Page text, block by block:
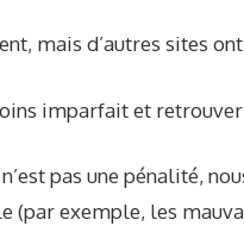
mais d’autres sites
imparfait et retrouver
pas une pénalité,
(par exemple, les